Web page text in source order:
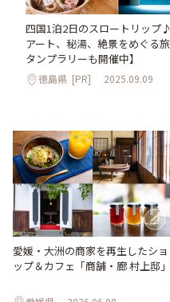
四国1泊2日のスロートリップ
アート、秘湯、絶景をめぐる
タンプラリーも開催中】
徳島県 [PR] 2025.09.09
愛媛・大洲の商家を再生したショ
ップ＆カフェ「商舗・廊 村上邸」